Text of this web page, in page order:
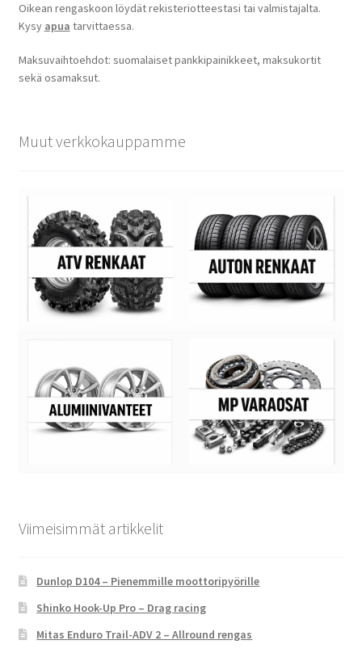
Oikean rengaskoon löydät rekisteriotteestasi tai valmistajalta.
Kysy apua tarvittaessa.
Maksuvaihtoehdot: suomalaiset pankkipainikkeet, maksukortit
sekä osamaksut.
Muut verkkokauppamme
Viimeisimmät artikkelit
Dunlop D104 – Pienemmille moottoripyörille
Shinko Hook-Up Pro – Drag racing
Mitas Enduro Trail-ADV 2 – Allround rengas